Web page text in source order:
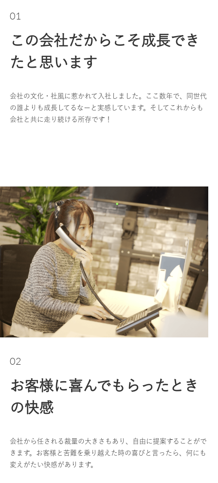
01
この会社だからこそ成長でき
たと思います
会社の文化・社風に惹かれて入社しました。ここ数年で、同世代
の誰よりも成長してるなーと実感しています。そしてこれからも
会社と共に走り続ける所存です！
02
お客様に喜んでもらったとき
の快感
会社から任される裁量の大きさもあり、自由に提案することがで
きます。お客様と苦難を乗り越えた時の喜びと言ったら、何にも
変えがたい快感があります。